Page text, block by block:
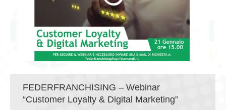
FEDERFRANCHISING – Webinar
“Customer Loyalty & Digital Marketing”